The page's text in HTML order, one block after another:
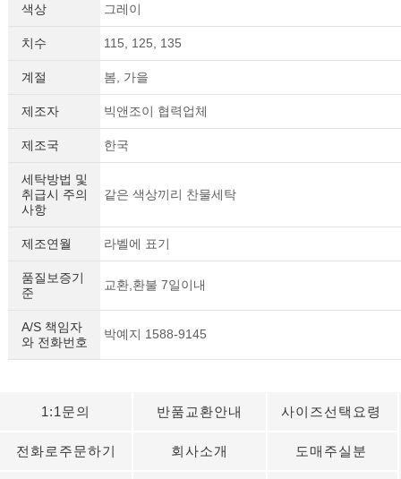
색상 그레이
치수 115, 125, 135
계절 봄, 가을
제조자 빅앤조이 협력업체
제조국 한국
세탁방법 및
취급시 주의
사항
같은 색상끼리 찬물세탁
제조연월 라벨에 표기
품질보증기
준
교환,환불 7일이내
A/S 책임자
와 전화번호
박예지 1588-9145
1:1문의 반품교환안내 사이즈선택요령
전화로주문하기 회사소개 도매주실분